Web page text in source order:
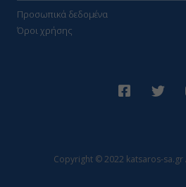
Προσωπικά δεδομένα
Όροι χρήσης
Copyright © 2022 katsaros-sa.gr